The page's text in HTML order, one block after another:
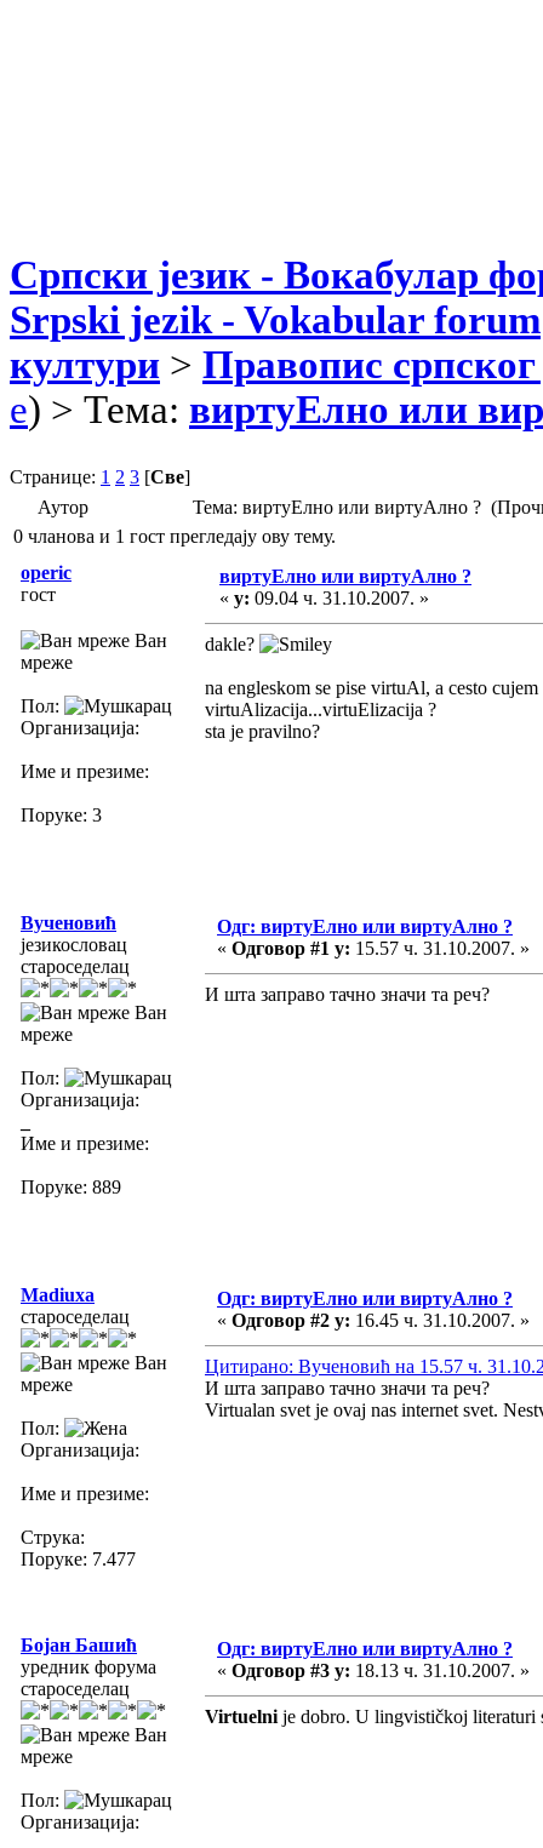
Српски језик - Вокабулар
Srpski jezik - Vokabular forum
култури > Правопис српског
e) > Тема: виртуЕлно или
Странице: 1 2 3 [Све]
Аутор
Тема: виртуЕлно или виртуАлно ?
0 чланова и 1 гост прегледају ову тему.
operic
гост
Ван
мреже
Пол:
Организација:
Име и презиме:
Поруке: 3
виртуЕлно или виртуАлно ?
« у: 09.04 ч. 31.10.2007. »
dakle?
na engleskom se pise virtuAl, a cesto
virtuAlizacija...virtuElizacija ?
sta je pravilno?
Вученовић
језикословац
староседелац
Ван
мреже
Пол:
Организација:
Име и презиме:
Поруке: 889
Одг: виртуЕлно или виртуАлно ?
« Одговор #1 у: 15.57 ч. 31.10.2007. »
И шта заправо тачно значи та реч?
Madiuxa
староседелац
Ван
мреже
Пол:
Организација:
Име и презиме:
Струка:
Поруке: 7.477
Одг: виртуЕлно или виртуАлно ?
« Одговор #2 у: 16.45 ч. 31.10.2007. »
Цитирано: Вученовић на 15.57 ч.
И шта заправо тачно значи та реч?
Virtualan svet je ovaj nas internet svet.
Бојан Башић
уредник форума
староседелац
Ван
мреже
Пол:
Организација:
Одг: виртуЕлно или виртуАлно ?
« Одговор #3 у: 18.13 ч. 31.10.2007. »
Virtuelni je dobro. U lingvističkoj literaturi